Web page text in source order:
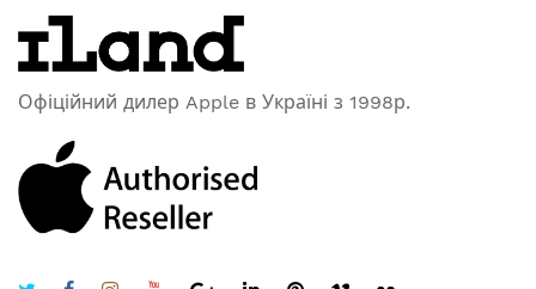
Офіційний дилер Apple в Україні з 1998р.